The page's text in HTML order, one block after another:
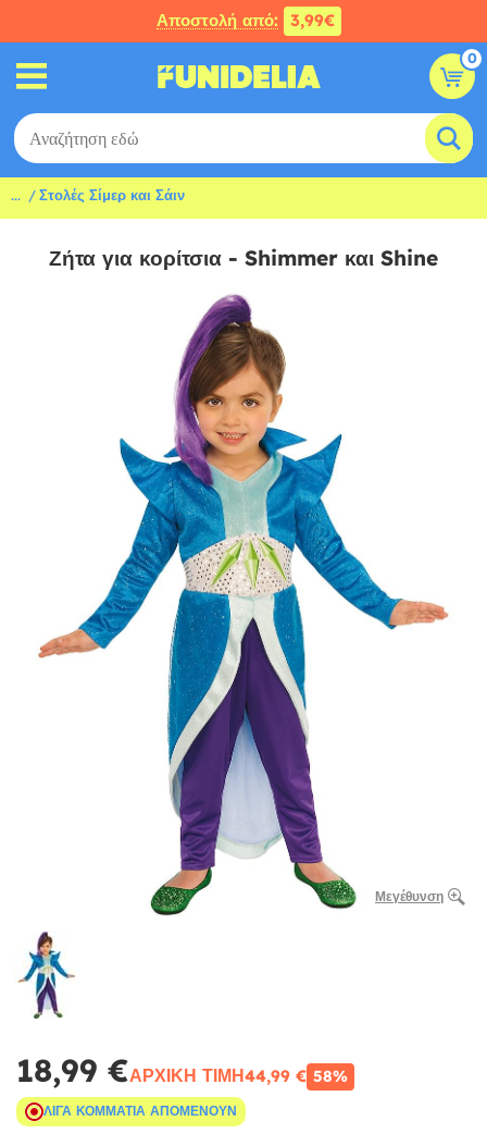
Αποστολή από: 3,99€
0
... Στολές Σίμερ και Σάιν
Ζήτα για κορίτσια - Shimmer και Shine
Μεγέθυνση
18,99 €ΑΡΧΙΚΉ ΤΙΜΉ44,99 € 58%
ΛΊΓΑ ΚΟΜΜΆΤΙΑ ΑΠΟΜΈΝΟΥΝ